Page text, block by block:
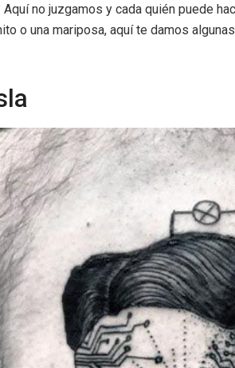
Aquí no juzgamos y cada quién puede
o una mariposa, aquí te damos